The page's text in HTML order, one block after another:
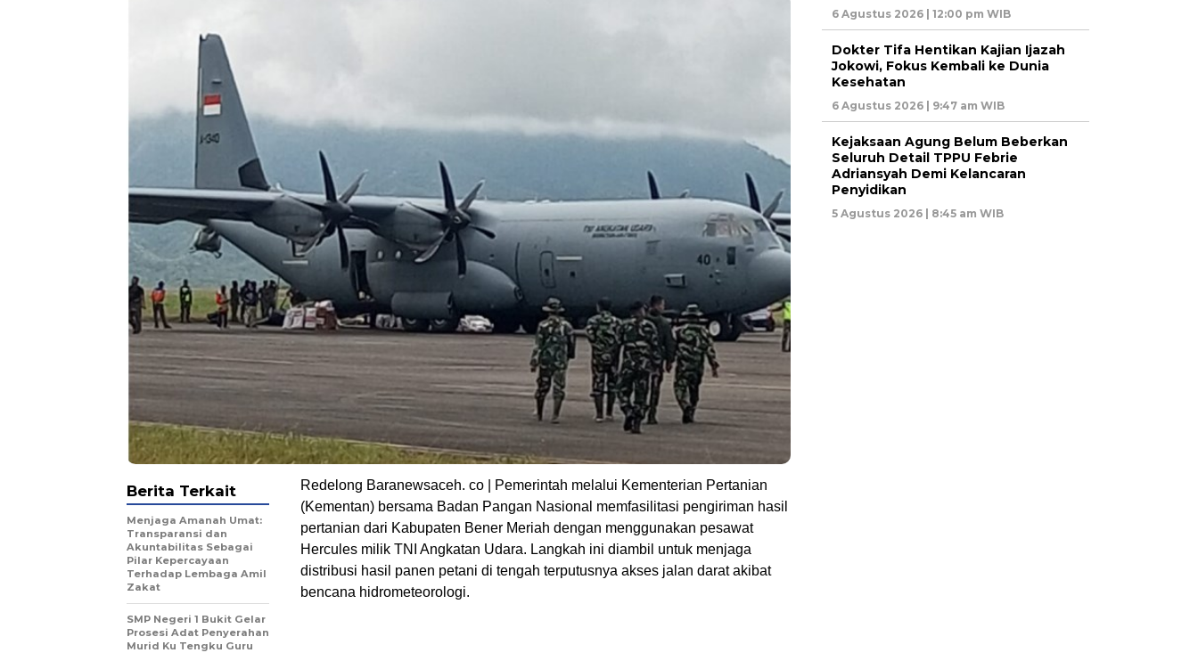
Redelong Baranewsaceh. co | Pemerintah melalui Kementerian Pertanian
(Kementan) bersama Badan Pangan Nasional memfasilitasi pengiriman hasil
pertanian dari Kabupaten Bener Meriah dengan menggunakan pesawat
Hercules milik TNI Angkatan Udara. Langkah ini diambil untuk menjaga
distribusi hasil panen petani di tengah terputusnya akses jalan darat akibat
bencana hidrometeorologi.
Berita Terkait
Menjaga Amanah Umat:
Transparansi dan
Akuntabilitas Sebagai
Pilar Kepercayaan
Terhadap Lembaga Amil
Zakat
SMP Negeri 1 Bukit Gelar
Prosesi Adat Penyerahan
Murid Ku Tengku Guru
6 Agustus 2026 | 12:00 pm WIB
Dokter Tifa Hentikan Kajian Ijazah
Jokowi, Fokus Kembali ke Dunia
Kesehatan
6 Agustus 2026 | 9:47 am WIB
Kejaksaan Agung Belum Beberkan
Seluruh Detail TPPU Febrie
Adriansyah Demi Kelancaran
Penyidikan
5 Agustus 2026 | 8:45 am WIB